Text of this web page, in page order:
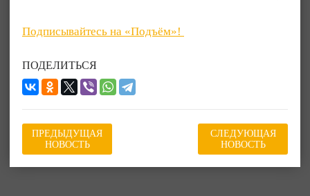
Подписывайтесь на «Подъём»!
ПОДЕЛИТЬСЯ
ПРЕДЫДУЩАЯ
НОВОСТЬ
СЛЕДУЮЩАЯ
НОВОСТЬ